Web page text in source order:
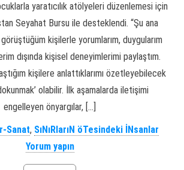
yaratıcılık atölyeleri düzenlemesi için
Seyahat Bursu ile desteklendi. “Şu ana
kişilerle yorumlarım, duygularım
dışında kişisel deneyimlerimi paylaştım.
kişilere anlattıklarımı özetleyebilecek
olabilir. İlk aşamalarda iletişimi
engelleyen önyargılar, […]
Sanat, SıNıRlarıN öTesindeki İNsanlar
Yorum yapın